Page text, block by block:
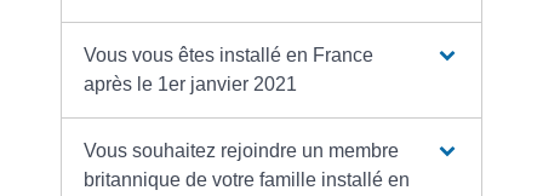
Vous vous êtes installé en France
après le 1er janvier 2021
Vous souhaitez rejoindre un membre
britannique de votre famille installé en